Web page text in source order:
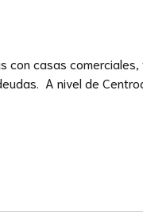
con casas
A nivel de